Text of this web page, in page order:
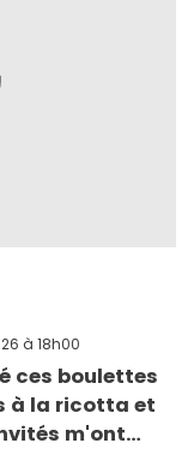
à 18h00
ces boulettes
à la ricotta et
m'ont